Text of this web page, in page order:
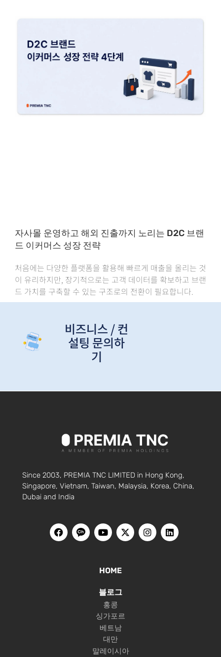
자사몰 운영하고 해외 진출까지 노리는 D2C 브랜
드 이커머스 성장 전략
처음에는 다양한 플랫폼을 활용해 빠르게 매출을 올리는 것
이 유리하지만, 장기적으로는 고객 데이터를 확보하고 브랜
드 가치를 구축할 수 있는 구조로의 전환이 필요합니다.
비즈니스 / 컨
설팅 문의하
기
Since 2003, PREMIA TNC LIMITED in Hong Kong,
Singapore, Vietnam, Taiwan, Malaysia, Korea, China,
Dubai and India
HOME
블로그
홍콩
싱가포르
베트남
대만
말레이시아